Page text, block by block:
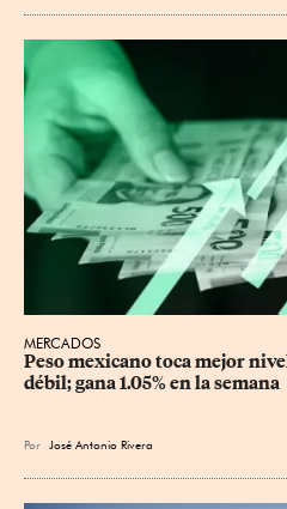
MERCADOS
Peso mexicano toca mejor
débil; gana 1.05% en la semana
Por José Antonio Rivera